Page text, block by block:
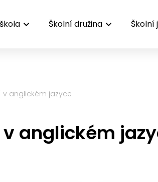
Školní družina Školní
anglickém jazyce
anglickém